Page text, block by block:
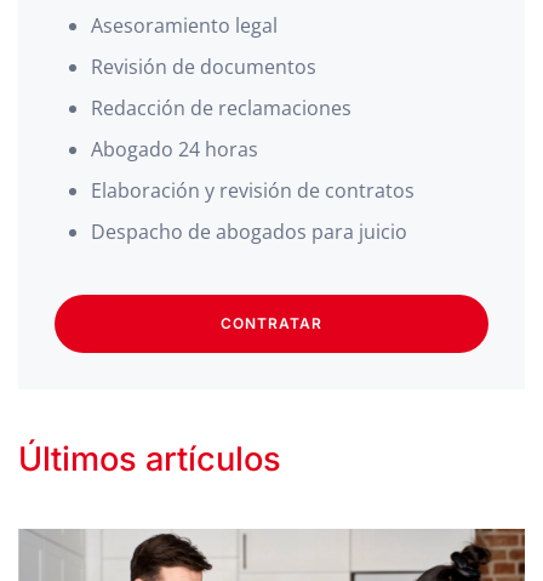
Asesoramiento legal
Revisión de documentos
Redacción de reclamaciones
Abogado 24 horas
Elaboración y revisión de contratos
Despacho de abogados para juicio
CONTRATAR
Últimos artículos